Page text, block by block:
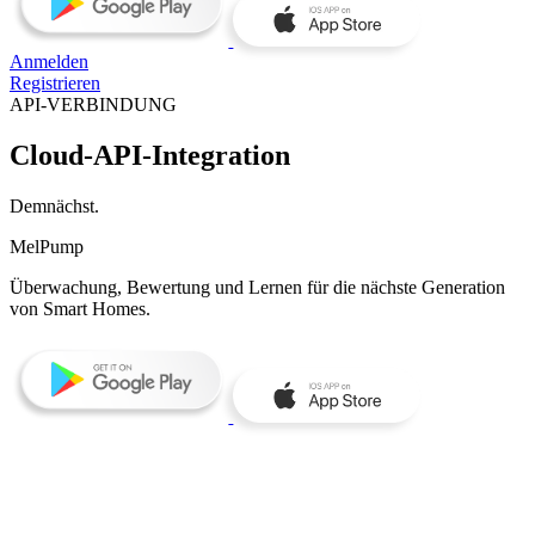
Anmelden
Registrieren
API-VERBINDUNG
Cloud‑API‑Integration
Demnächst.
MelPump
Überwachung, Bewertung und Lernen für die nächste Generation
von Smart Homes.